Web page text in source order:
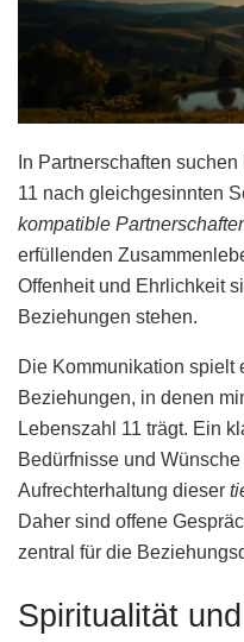
In Partnerschaften
11 nach gleichgesinnten
kompatible
erfüllenden
Offenheit und Ehrlichkeit
Beziehungen stehen.
Die Kommunikation spielt
Beziehungen, in denen
Lebenszahl 11 trägt. Ein
Bedürfnisse und
Aufrechterhaltung dieser
Daher sind offene
zentral für die
Spiritualität